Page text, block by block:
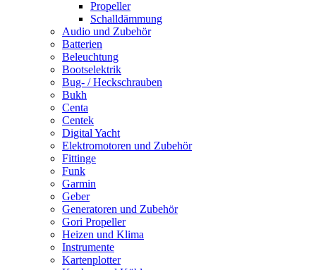
Propeller
Schalldämmung
Audio und Zubehör
Batterien
Beleuchtung
Bootselektrik
Bug- / Heckschrauben
Bukh
Centa
Centek
Digital Yacht
Elektromotoren und Zubehör
Fittinge
Funk
Garmin
Geber
Generatoren und Zubehör
Gori Propeller
Heizen und Klima
Instrumente
Kartenplotter